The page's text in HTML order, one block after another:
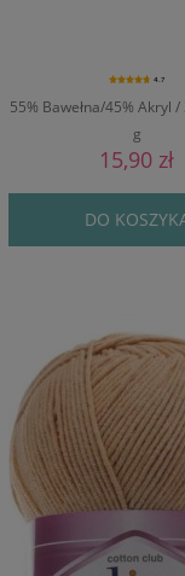
55% Bawełna/45% Akryl
g
4.7
15,90 zł
DO